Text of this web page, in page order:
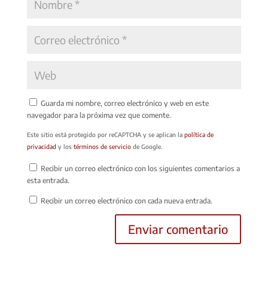
Guarda mi nombre, correo electrónico y web en este
navegador para la próxima vez que comente.
Este sitio está protegido por reCAPTCHA y se aplican la política de
privacidady los términos de serviciode Google.
Recibir un correo electrónico con los siguientes comentarios a
esta entrada.
Recibir un correo electrónico con cada nueva entrada.